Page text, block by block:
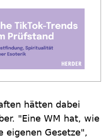
hätten dabei
"Eine WM hat, wie
eigenen Gesetze",